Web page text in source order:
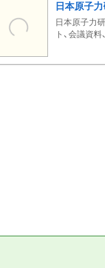
日本原子
日本原子力
ト、会議資